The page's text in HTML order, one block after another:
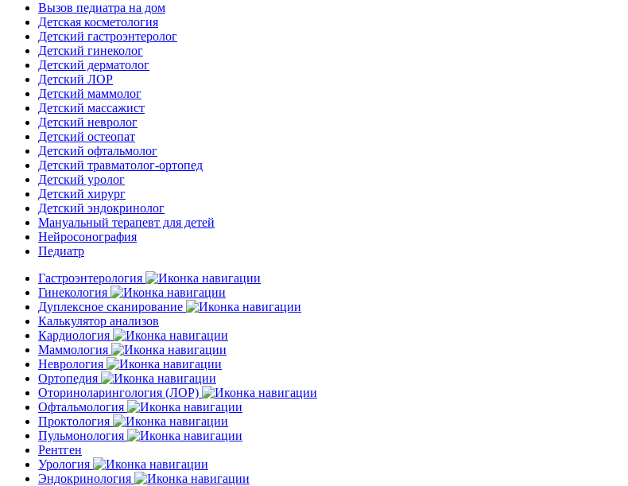
Вызов педиатра на дом
Детская косметология
Детский гастроэнтеролог
Детский гинеколог
Детский дерматолог
Детский ЛОР
Детский маммолог
Детский массажист
Детский невролог
Детский остеопат
Детский офтальмолог
Детский травматолог-ортопед
Детский уролог
Детский хирург
Детский эндокринолог
Мануальный терапевт для детей
Нейросонография
Педиатр
Гастроэнтерология
Гинекология
Дуплексное сканирование
Калькулятор анализов
Кардиология
Маммология
Неврология
Ортопедия
Оториноларингология (ЛОР)
Офтальмология
Проктология
Пульмонология
Рентген
Урология
Эндокринология